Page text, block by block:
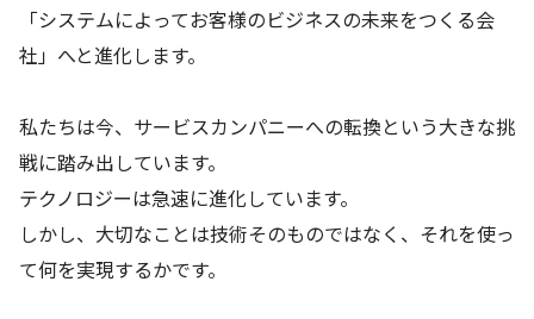
「システムによってお客様のビジネスの未来をつくる会
社」へと進化します。
私たちは今、サービスカンパニーへの転換という大きな挑
戦に踏み出しています。
テクノロジーは急速に進化しています。
しかし、大切なことは技術そのものではなく、それを使っ
て何を実現するかです。